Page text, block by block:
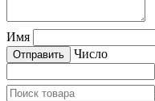
Имя
Число